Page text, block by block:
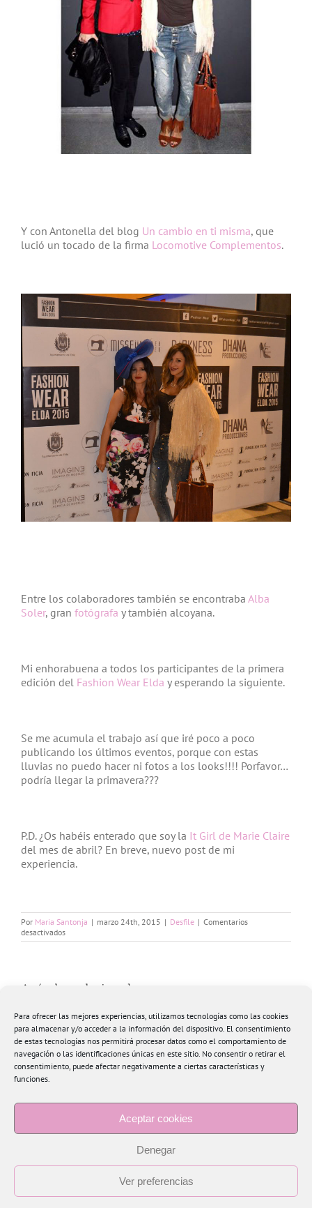
Para ofrecer las mejores experiencias, utilizamos tecnologías como las cookies
para almacenar y/o acceder a la información del dispositivo. El consentimiento
de estas tecnologías nos permitirá procesar datos como el comportamiento de
navegación o las identificaciones únicas en este sitio. No consentir o retirar el
consentimiento, puede afectar negativamente a ciertas características y
funciones.
Aceptar cookies
Denegar
Ver preferencias
Y con Antonella del blog Un cambio en ti misma, que
lució un tocado de la firma Locomotive Complementos.
Entre los colaboradores también se encontraba Alba
Soler, gran fotógrafa y también alcoyana.
Mi enhorabuena a todos los participantes de la primera
edición del Fashion Wear Elda y esperando la siguiente.
Se me acumula el trabajo así que iré poco a poco
publicando los últimos eventos, porque con estas
lluvias no puedo hacer ni fotos a los looks!!!! Porfavor…
podría llegar la primavera???
P.D. ¿Os habéis enterado que soy la It Girl de Marie Claire
del mes de abril? En breve, nuevo post de mi
experiencia.
Por Maria Santonja | marzo 24th, 2015 | Desfile | Comentarios
desactivadosen
Fashion
Artículos relacionados
Desfile
EASDAlcoi en
Roberto Verino
Colección